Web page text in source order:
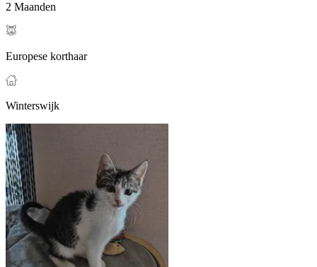
2 Maanden
Europese korthaar
Winterswijk